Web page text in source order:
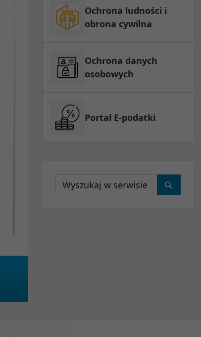
Ochrona ludności i
obrona cywilna
Ochrona danych
osobowych
Portal E-podatki
Wyszukaj